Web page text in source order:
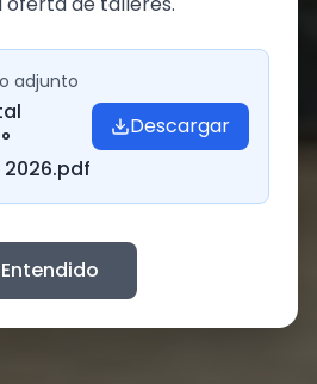
adjunto
Descargar
Entendido